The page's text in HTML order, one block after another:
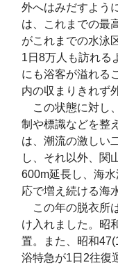
外へはみだすよう
は、これまでの最
がこれまでの水泳
1日8万人も訪れる
にも浴客が溢れる
内の収まりきれず
この状態に対し
制や標識などを整
は、潮流の激しい
し、それ以外、関
600m延長し、海
応で増え続ける海
この年の脱衣所
け入れました。昭
置。また、昭和
浴特急が1日2往復